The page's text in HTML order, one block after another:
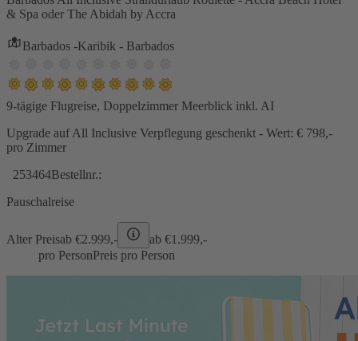
& Spa oder The Abidah by Accra
Barbados -Karibik - Barbados
9-tägige Flugreise, Doppelzimmer Meerblick inkl. AI
Upgrade auf All Inclusive Verpflegung geschenkt - Wert: € 798,-
pro Zimmer
253464Bestellnr.:
Pauschalreise
Alter Preisab €2.999,- ab €1.999,-
pro PersonPreis pro Person